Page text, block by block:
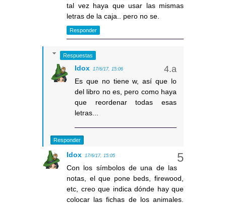
tal vez haya que usar las mismas
letras de la caja.. pero no se.
Responder
Respuestas
Idox 17/6/17, 15:06
Es que no tiene w, así que lo
del libro no es, pero como haya
que reordenar todas esas
letras...
Responder
Idox 17/6/17, 15:05
Con los símbolos de una de las
notas, el que pone beds, firewood,
etc, creo que indica dónde hay que
colocar las fichas de los animales.